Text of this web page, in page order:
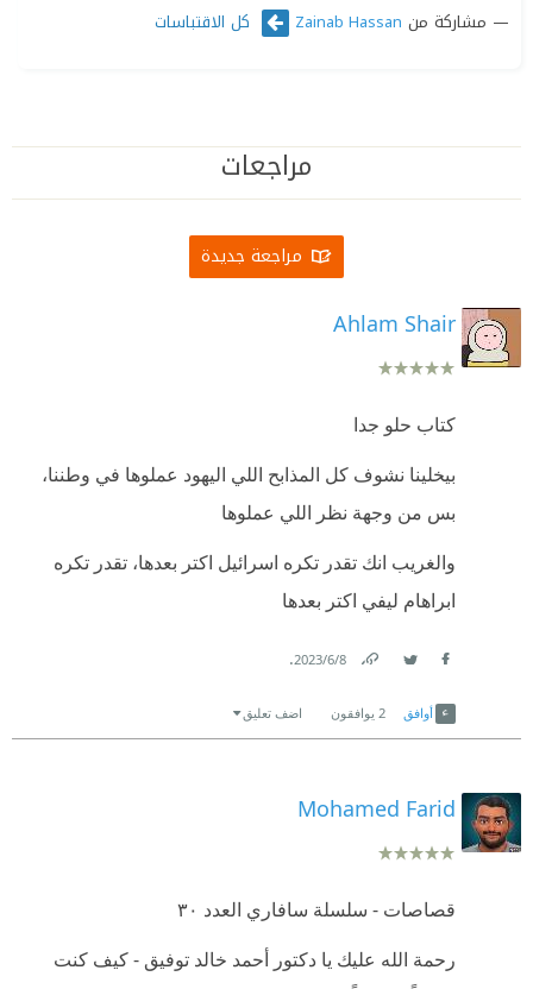
مشاركة من Zainab Hassan كل الاقتباسات
مراجعات
مراجعة جديدة
Ahlam Shair
كتاب حلو جدا
بيخلينا نشوف كل المذابح اللي اليهود عملوها في وطننا،
بس من وجهة نظر اللي عملوها
والغريب انك تقدر تكره اسرائيل اكتر بعدها، تقدر تكره
ابراهام ليفي اكتر بعدها
8‏/6‏/2023
.
أوافق 2 يوافقون اضف تعليق
Mohamed Farid
قصاصات - سلسلة سافاري العدد ٣٠
رحمة الله عليك يا دكتور أحمد خالد توفيق - كيف كنت